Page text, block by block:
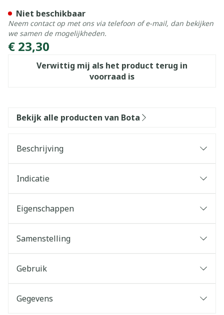
€ 23,30
Verwittig mij als het product terug in
voorraad is
Niet beschikbaar
Neem contact op met ons via telefoon of e-mail, dan bekijken
we samen de mogelijkheden.
Bekijk alle producten van Bota
Beschrijving
Indicatie
Eigenschappen
Samenstelling
Gebruik
Gegevens